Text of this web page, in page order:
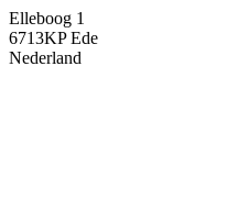
Elleboog 1
6713KP Ede
Nederland